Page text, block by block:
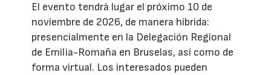
El evento tendrá lugar el próximo 10 de
noviembre de 2026, de manera híbrida:
presencialmente en la Delegación Regional
de Emilia-Romaña en Bruselas, así como de
forma virtual. Los interesados pueden